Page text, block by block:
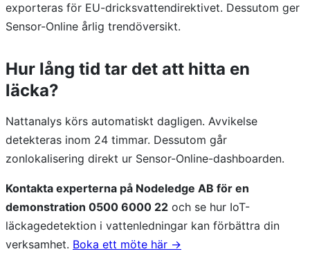
exporteras för EU-dricksvattendirektivet. Dessutom ger
Sensor-Online årlig trendöversikt.
Hur lång tid tar det att hitta en
läcka?
Nattanalys körs automatiskt dagligen. Avvikelse
detekteras inom 24 timmar. Dessutom går
zonlokalisering direkt ur Sensor-Online-dashboarden.
Kontakta experterna på Nodeledge AB för en
demonstration 0500 6000 22 och se hur IoT-
läckagedetektion i vattenledningar kan förbättra din
verksamhet. Boka ett möte här →